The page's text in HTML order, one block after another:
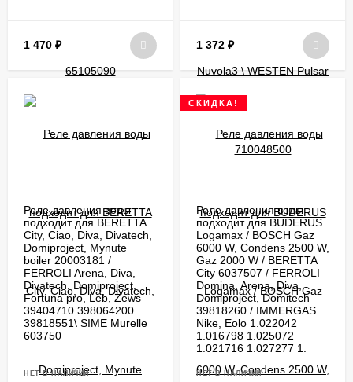
1 470 ₽ 1 372 ₽
Реле давления воды
подходит для BERETTA
City, Ciao, Diva, Divatech,
Domiproject, Mynute
boiler 20003181 /
FERROLI Arena, Diva,
Divatech, Domiproject,
Fortuna pro, Leb, Zews
39404710 398064200
39818551\ SIME Murelle
603750
НЕТ В НАЛИЧИИ
СКИДКА!
Реле давления воды
подходит для BUDERUS
Logamax / BOSCH Gaz
6000 W, Condens 2500 W,
Gaz 2000 W / BERETTA
City 6037507 / FERROLI
Domina, Arena, Diva,
Domiproject, Domitech
39818260 / IMMERGAS
Nike, Eolo 1.022042
1.016798 1.025072
1.021716 1.027277 1.
НЕТ В НАЛИЧИИ